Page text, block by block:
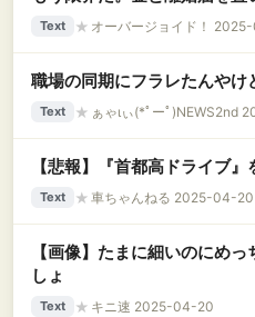
う……
Text ★ オーバージョイド！
職場の同期にフラレたんやけ
Text ★ ぁゃιぃ(*ﾟーﾟ)NEWS2nd
【悲報】『首都高ドライブ
Text ★ 車ちゃんねる 2025-04-20
【画像】たまに細いのにめ
しょ
Text ★ キニ速 2025-04-20